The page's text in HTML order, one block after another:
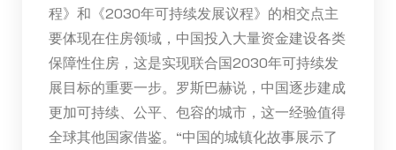
程》和《2030年可持续发展议程》的相交点主
要体现在住房领域，中国投入大量资金建设各类
保障性住房，这是实现联合国2030年可持续发
展目标的重要一步。罗斯巴赫说，中国逐步建成
更加可持续、公平、包容的城市，这一经验值得
全球其他国家借鉴。“中国的城镇化故事展示了